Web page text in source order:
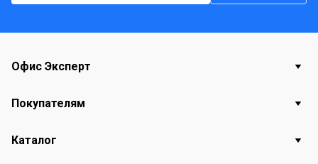
Офис Эксперт
Покупателям
Каталог